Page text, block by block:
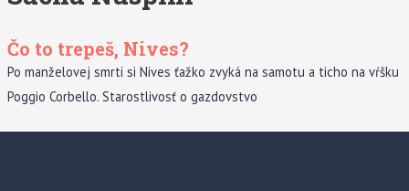
Čo to trepeš, Nives?
Po manželovej smrti si Nives ťažko zvyká na samotu a ticho na vŕšku
Poggio Corbello. Starostlivosť o gazdovstvo